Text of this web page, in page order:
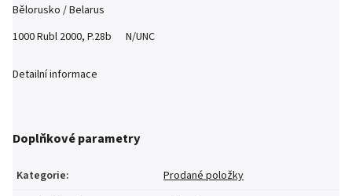
Bělorusko / Belarus
1000 Rubl 2000, P.28b N/UNC
Detailní informace
Doplňkové parametry
Kategorie:
Prodané položky